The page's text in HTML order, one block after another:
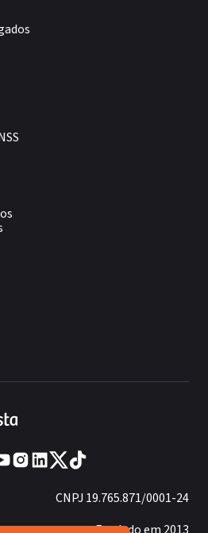
CNPJ 19.765.871/0001-24